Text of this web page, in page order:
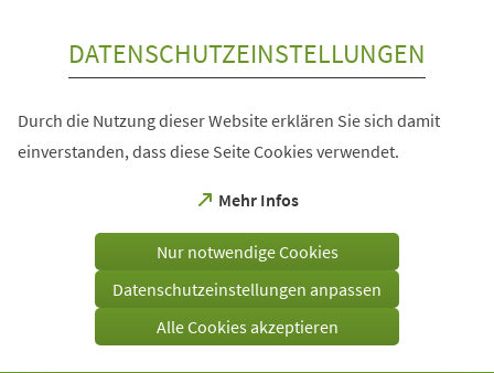
DATENSCHUTZEINSTELLUNGEN
Durch die Nutzung dieser Website erklären Sie sich damit
einverstanden, dass diese Seite Cookies verwendet.
Mehr Infos
(Öffnet
einem
Tab)
Nur notwendige Cookies
Datenschutzeinstellungen anpassen
Alle Cookies akzeptieren